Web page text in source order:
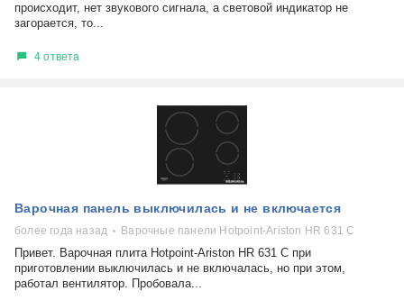
происходит, нет звукового сигнала, а световой индикатор не
загорается, то...
4 ответа
Варочная панель выключилась и не включается
более года назад Варочные панели Hotpoint-Ariston HR 631 C
Привет. Варочная плита Hotpoint-Ariston HR 631 C при
приготовлении выключилась и не включалась, но при этом,
работал вентилятор. Пробовала...